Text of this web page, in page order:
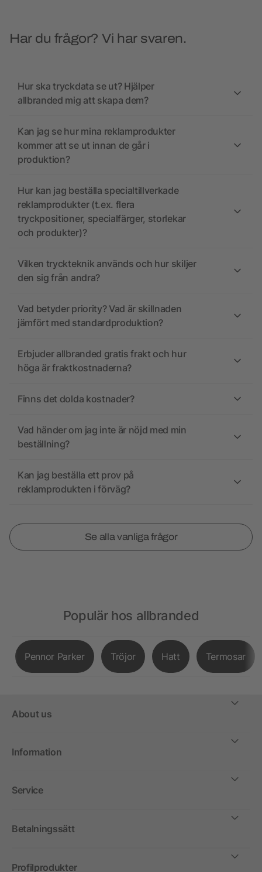
Har du frågor? Vi har svaren.
Hur ska tryckdata se ut? Hjälper
allbranded mig att skapa dem?
Kan jag se hur mina reklamprodukter
kommer att se ut innan de går i
produktion?
Hur kan jag beställa specialtillverkade
reklamprodukter (t.ex. flera
tryckpositioner, specialfärger, storlekar
och produkter)?
Vilken tryckteknik används och hur skiljer
den sig från andra?
Vad betyder priority? Vad är skillnaden
jämfört med standardproduktion?
Erbjuder allbranded gratis frakt och hur
höga är fraktkostnaderna?
Finns det dolda kostnader?
Vad händer om jag inte är nöjd med min
beställning?
Kan jag beställa ett prov på
reklamprodukten i förväg?
Se alla vanliga frågor
Populär hos allbranded
Pennor Parker Tröjor Hatt Termosar
About us
Information
Service
Betalningssätt
Profilprodukter